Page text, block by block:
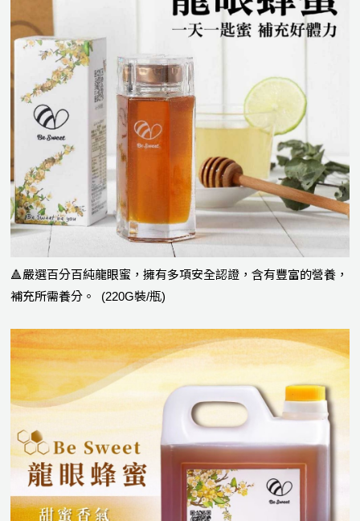
🔺嚴選百分百純龍眼蜜，擁有多項安全認證，含有豐富的營養，
補充所需養分。 (220G裝/瓶)